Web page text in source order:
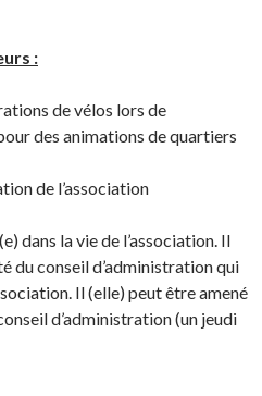
:
de vélos lors de
des animations de quartiers
de l’association
dans la vie de l’association. Il
du conseil d’administration qui
Il (elle) peut être amené
d’administration (un jeudi